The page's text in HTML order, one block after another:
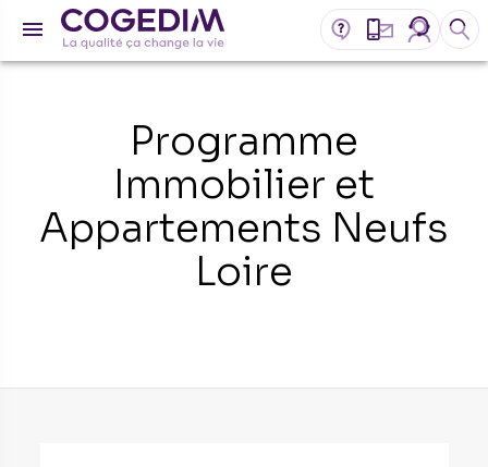
Programme
Immobilier et
Appartements Neufs
Loire